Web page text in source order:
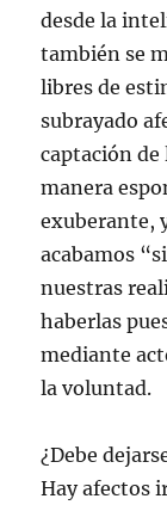
desde la
también se
libres de
subrayado
captación de
manera
exuberante,
acabamos
nuestras
haberlas
mediante
la voluntad.
¿Debe
Hay afectos